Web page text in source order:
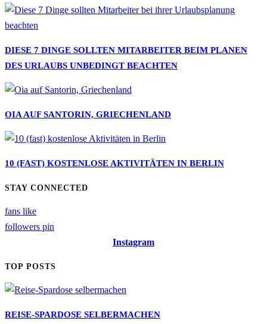
DIESE 7 DINGE SOLLTEN MITARBEITER BEIM PLANEN
DES URLAUBS UNBEDINGT BEACHTEN
OIA AUF SANTORIN, GRIECHENLAND
10 (FAST) KOSTENLOSE AKTIVITÄTEN IN BERLIN
STAY CONNECTED
fans like
followers pin
Instagram
TOP POSTS
REISE-SPARDOSE SELBERMACHEN